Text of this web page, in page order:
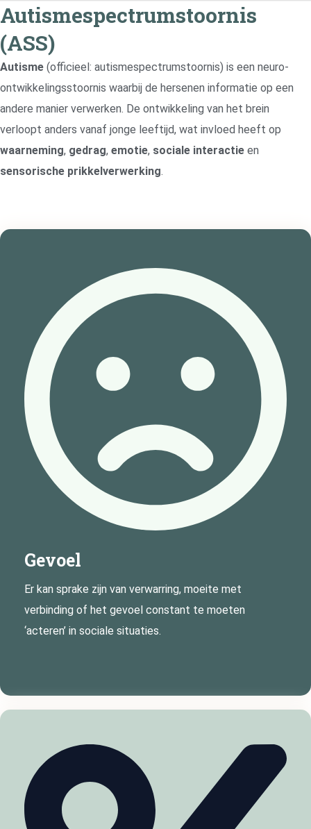
Ga
naar
de
inhoud
Autismespectrumstoornis
(ASS)
Autisme (officieel: autismespectrumstoornis) is een neuro-
ontwikkelingsstoornis waarbij de hersenen informatie op een
andere manier verwerken. De ontwikkeling van het brein
verloopt anders vanaf jonge leeftijd, wat invloed heeft op
waarneming, gedrag, emotie, sociale interactie en
sensorische prikkelverwerking.
Gevoel
Er kan sprake zijn van verwarring, moeite met
verbinding of het gevoel constant te moeten
‘acteren’ in sociale situaties.